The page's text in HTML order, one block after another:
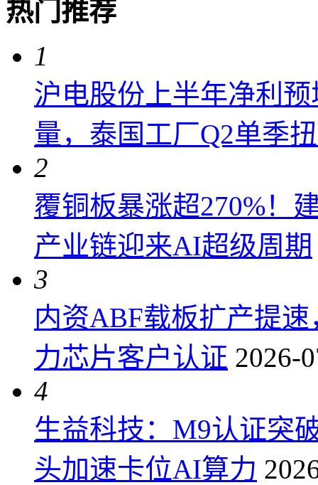
热门推荐
1
沪电股份上半年净利
量，泰国工厂Q2单季
2
覆铜板暴涨超270%！
产业链迎来AI超级周期
3
内资ABF载板扩产提
力芯片客户认证 2026-
4
生益科技：M9认证突
头加速卡位AI算力